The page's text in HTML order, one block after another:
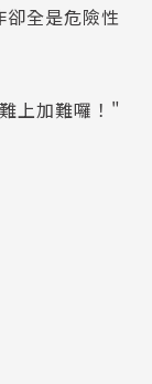
全是危險性
上加難囉！"